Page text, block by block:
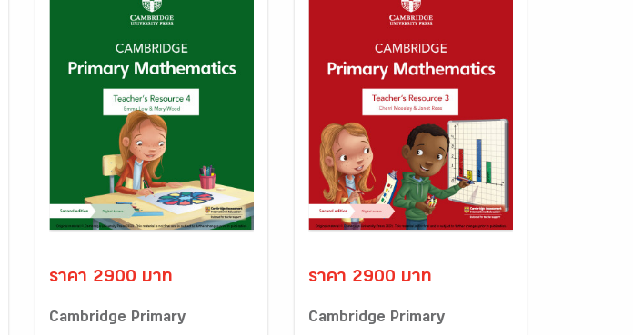
ราคา 2900 บาท
Cambridge Primary
ราคา 2900 บาท
Cambridge Primary